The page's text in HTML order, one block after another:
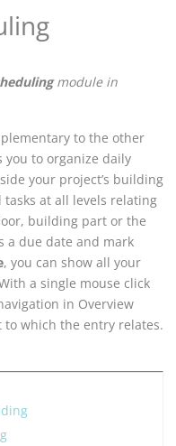
module in
to the other
you to organize daily
your project’s building
at all levels relating
building part or the
a due date and mark
, you can show all your
a single mouse click
in Overview
to which the entry relates.